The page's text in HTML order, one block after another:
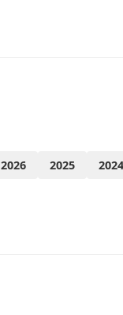
2026 2025 2024